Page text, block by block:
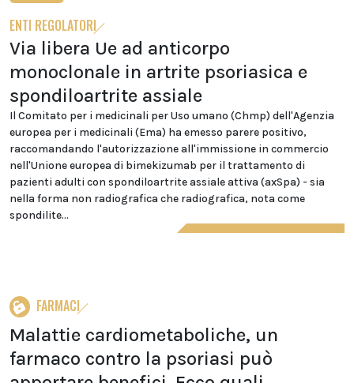
ENTI REGOLATORI
Via libera Ue ad anticorpo
monoclonale in artrite psoriasica e
spondiloartrite assiale
Il Comitato per i medicinali per Uso umano (Chmp) dell'Agenzia
europea per i medicinali (Ema) ha emesso parere positivo,
raccomandando l'autorizzazione all'immissione in commercio
nell'Unione europea di bimekizumab per il trattamento di
pazienti adulti con spondiloartrite assiale attiva (axSpa) - sia
nella forma non radiografica che radiografica, nota come
spondilite...
FARMACI
Malattie cardiometaboliche, un
farmaco contro la psoriasi può